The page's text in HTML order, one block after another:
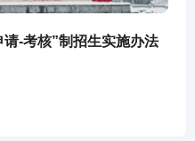
-考核”制招生实施办法